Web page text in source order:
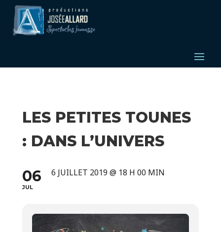
LES PETITES TOUNES
: DANS L’UNIVERS
06
JUL
6 JUILLET 2019 @ 18 H 00 MIN